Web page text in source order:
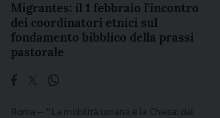
Migrantes: il 1 febbraio l’incontro
dei coordinatori etnici sul
fondamento bibblico della prassi
pastorale
Roma – “La mobilità umana e la Chiesa: dal